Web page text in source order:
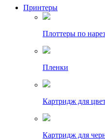
Принтеры
Плоттеры по
Пленки
Картридж для
Картридж для